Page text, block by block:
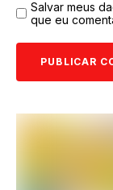
Salvar meus
que eu